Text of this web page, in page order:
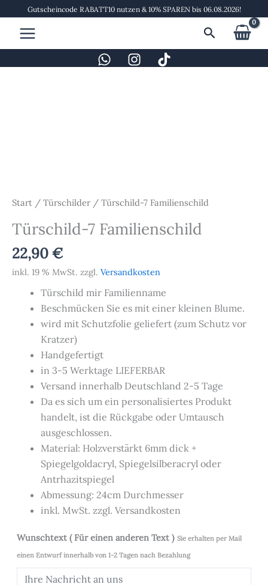
springen
Gutscheincode RABATT10 nutzen & 10% SPAREN bis 06.08.2026!
Suchen
Start / Türschilder / Türschild-7 Familienschild
Türschild-7 Familienschild
22,90€
inkl. 19 % MwSt. zzgl. Versandkosten
Türschild mir Familienname
Beschmücken Sie es mit einer kleinen Blume.
wird mit Schutzfolie geliefert (zum Schutz vor
Kratzer)
Handgefertigt
in 3-5 Werktage LIEFERBAR
Versand innerhalb Deutschland 2-5 Tage
Da es sich um ein personalisiertes Produkt
handelt, ist die Rückgabe oder Umtausch
ausgeschlossen.
Material: Holzverstärkt 6mm dick +
Spiegelgoldacryl, Spiegelsilberacryl oder
Antrhazitspiegel
Abmessung: 24cm Durchmesser
inkl. MwSt. zzgl. Versandkosten
Wunschtext ( Für einen anderen Text ) Sie erhalten per Mail
einen Entwurf innerhalb von 1-2 Tagen nach Bezahlung